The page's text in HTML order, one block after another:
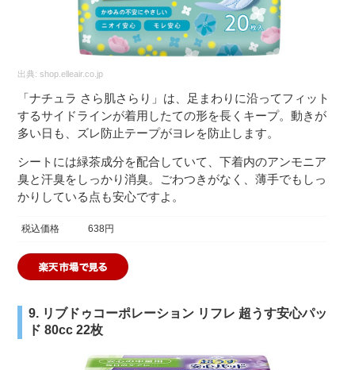
出典:shop.elleair.co.jp
「ナチュラ さら肌さらり」は、足まわりに沿ってフィット
するサイドラインが着用したての形を長くキープ。動きが
多い日も、ズレ防止テープがヨレを防止します。
シートには緑茶成分を配合していて、下着内のアンモニア
臭と汗臭をしっかり消臭。ごわつきがなく、薄手でもしっ
かりしている点も安心ですよ。
税込価格 638円
9. リブドゥコーポレーション リフレ 超うす安心パッ
ド 80cc 22枚